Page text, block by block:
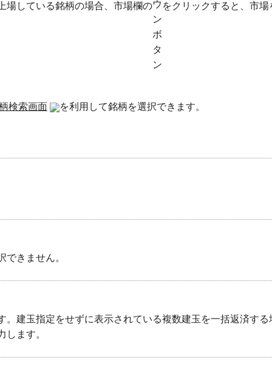
場している銘柄の場合、市場欄の をクリックすると、市場
検索画面 を利用して銘柄を選択できます。
きません。
建玉指定をせずに表示されている複数建玉を一括返済する
ます。